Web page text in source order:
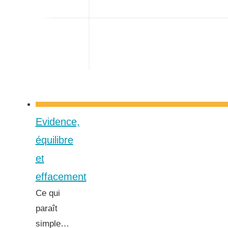
Evidence,
équilibre
et
effacement
Ce qui
paraît
simple…